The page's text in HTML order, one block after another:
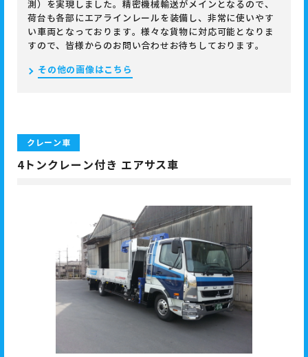
測）を実現しました。精密機械輸送がメインとなるので、
荷台も各部にエアラインレールを装備し、非常に使いやす
い車両となっております。様々な貨物に対応可能となりま
すので、皆様からのお問い合わせお待ちしております。
その他の画像はこちら
クレーン車
4トンクレーン付き エアサス車